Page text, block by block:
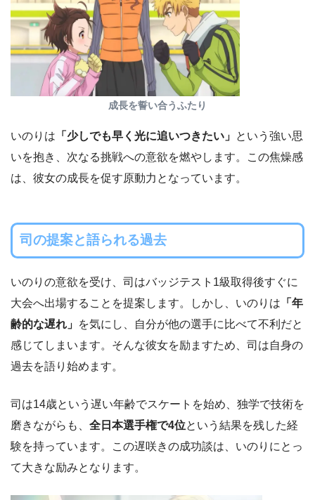
成長を誓い合うふたり
いのりは 「少しでも早く光に追いつきたい」 という強い思
いを抱き、次なる挑戦への意欲を燃やします。この焦燥感
は、彼女の成長を促す原動力となっています。
司の提案と語られる過去
いのりの意欲を受け、司はバッジテスト1級取得後すぐに
大会へ出場することを提案します。しかし、いのりは 「年
齢的な遅れ」 を気にし、自分が他の選手に比べて不利だと
感じてしまいます。そんな彼女を励ますため、司は自身の
過去を語り始めます。
司は14歳という遅い年齢でスケートを始め、独学で技術を
磨きながらも、 全日本選手権で4位という結果を残した経
験を持っています。この遅咲きの成功談は、いのりにとっ
て大きな励みとなります。